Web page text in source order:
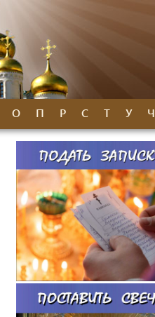
О П Р С Т У Ч